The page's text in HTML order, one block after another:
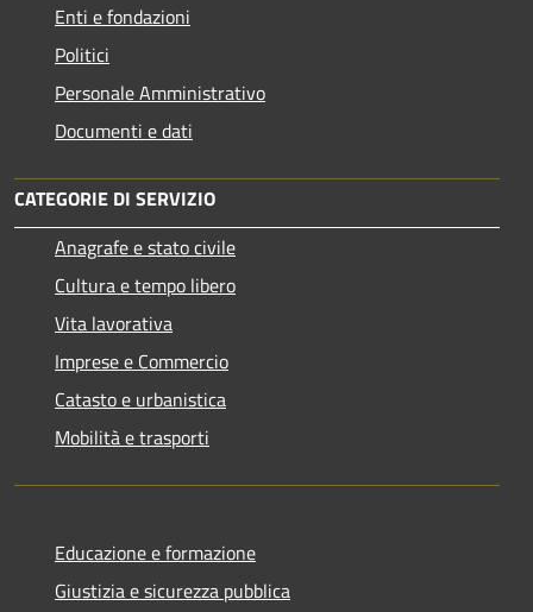
Enti e fondazioni
Politici
Personale Amministrativo
Documenti e dati
CATEGORIE DI SERVIZIO
Anagrafe e stato civile
Cultura e tempo libero
Vita lavorativa
Imprese e Commercio
Catasto e urbanistica
Mobilità e trasporti
Educazione e formazione
Giustizia e sicurezza pubblica